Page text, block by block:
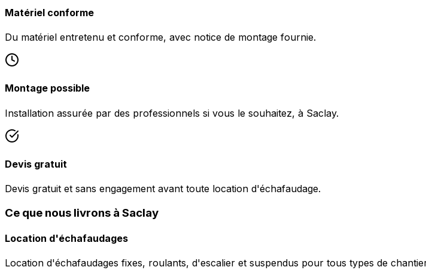
Matériel conforme
Du matériel entretenu et conforme, avec notice de montage fournie.
Montage possible
Installation assurée par des professionnels si vous le souhaitez, à Saclay.
Devis gratuit
Devis gratuit et sans engagement avant toute location d'échafaudage.
Ce que nous livrons à Saclay
Location d'échafaudages
Location d'échafaudages fixes, roulants, d'escalier et suspendus pour tous types de